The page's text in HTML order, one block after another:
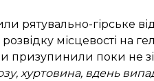
рятувально-гірське
місцевості на
призупинили поки не
хуртовина, вдень